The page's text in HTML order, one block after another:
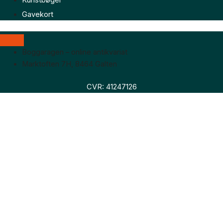
Gavekort
Boggaragen – online antikvariat
Marktoften 7H, 8464 Galten
CVR: 41247126